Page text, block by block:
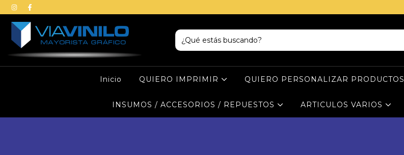
Inicio QUIERO IMPRIMIR QUIERO PERSONALIZAR PRODUCTOS
INSUMOS / ACCESORIOS / REPUESTOS ARTICULOS VARIOS